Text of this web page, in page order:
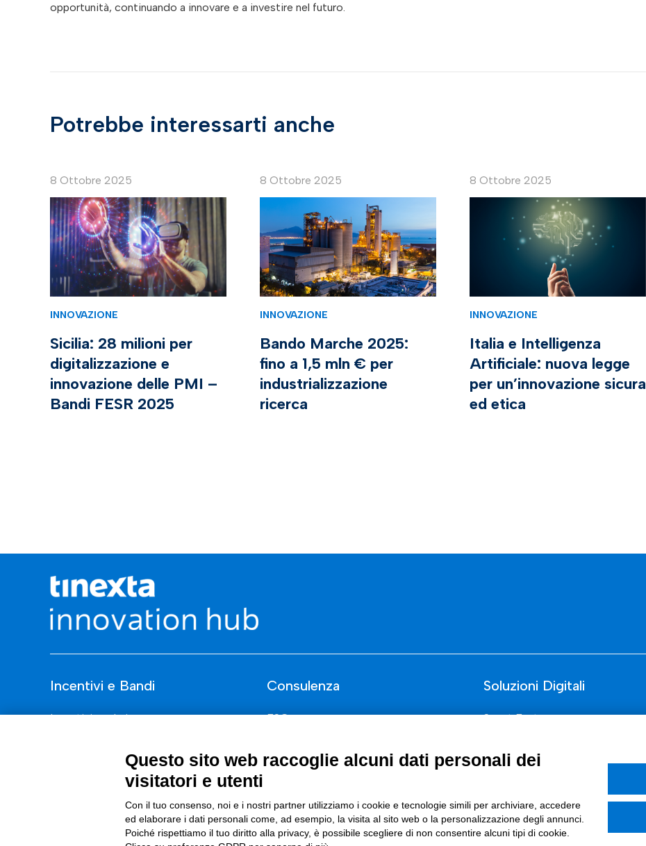
opportunità, continuando a innovare e a investire nel futuro.
Potrebbe interessarti anche
8 Ottobre 2025
INNOVAZIONE
Sicilia: 28 milioni per
digitalizzazione e
innovazione delle PMI –
Bandi FESR 2025
8 Ottobre 2025
INNOVAZIONE
Bando Marche 2025:
fino a 1,5 mln € per
industrializzazione
ricerca
8 Ottobre 2025
INNOVAZIONE
Italia e Intelligenza
Artificiale: nuova legge
per un’innovazione sicura
ed etica
Incentivi e Bandi
Incentivi per le imprese
Consulenza
ESG
Nuovi Mercati
Digital Marketing
Data & BI
Soluzioni Digitali
Smart Factory
Soluzioni Custom
Compliance
Questo sito web raccoglie alcuni dati personali dei
visitatori e utenti
Con il tuo consenso, noi e i nostri partner utilizziamo i cookie e tecnologie simili per archiviare, accedere
ed elaborare i dati personali come, ad esempio, la visita al sito web o la personalizzazione degli annunci.
Poiché rispettiamo il tuo diritto alla privacy, è possibile scegliere di non consentire alcuni tipi di cookie.